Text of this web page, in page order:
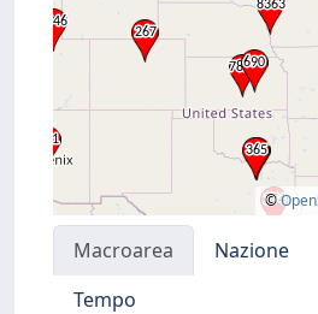
©
Macroarea Nazione
Tempo